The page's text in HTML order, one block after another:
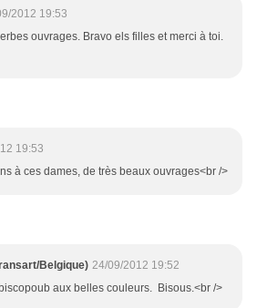
2012 19:53
ouvrages. Bravo els filles et merci à toi.
19:53
à ces dames, de très beaux ouvrages<br />
Belgique) 24/09/2012 19:52
aux belles couleurs. Bisous.<br />